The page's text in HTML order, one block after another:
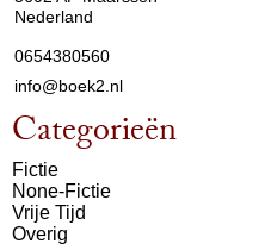
Nederland
0654380560
info@boek2.nl
Categorieën
Fictie
None-Fictie
Vrije Tijd
Overig